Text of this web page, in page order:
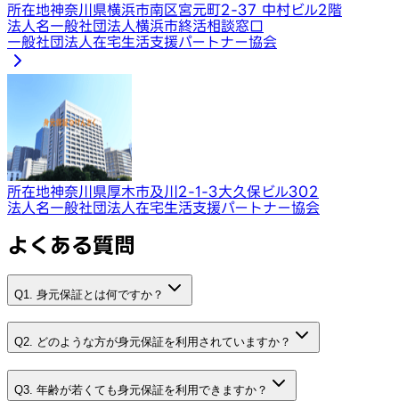
所在地神奈川県横浜市南区宮元町2-37 中村ビル2階
法人名一般社団法人横浜市終活相談窓口
一般社団法人在宅生活支援パートナー協会
所在地神奈川県厚木市及川2-1-3大久保ビル302
法人名一般社団法人在宅生活支援パートナー協会
よくある質問
Q1. 身元保証とは何ですか？
Q2. どのような方が身元保証を利用されていますか？
Q3. 年齢が若くても身元保証を利用できますか？